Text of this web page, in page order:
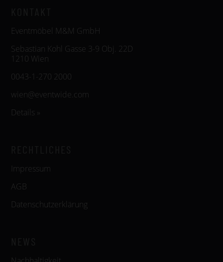
Eventmöbel M&M GmbH
Sebastian Kohl Gasse 3-9 Obj. 22D
1210 Wien
0043-1-270 2000
wien@eventwide.com
Details »
Impressum
AGB
Datenschutzerklärung